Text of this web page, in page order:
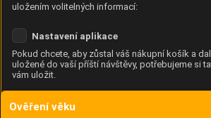
uložením volitelných informací:
Nastavení aplikace
Pokud chcete, aby zůstal váš nákupní košík a
uložené do vaší příští návštěvy, potřebujeme si
vám uložit.
Anonymní unikátní ID
Ověření věku